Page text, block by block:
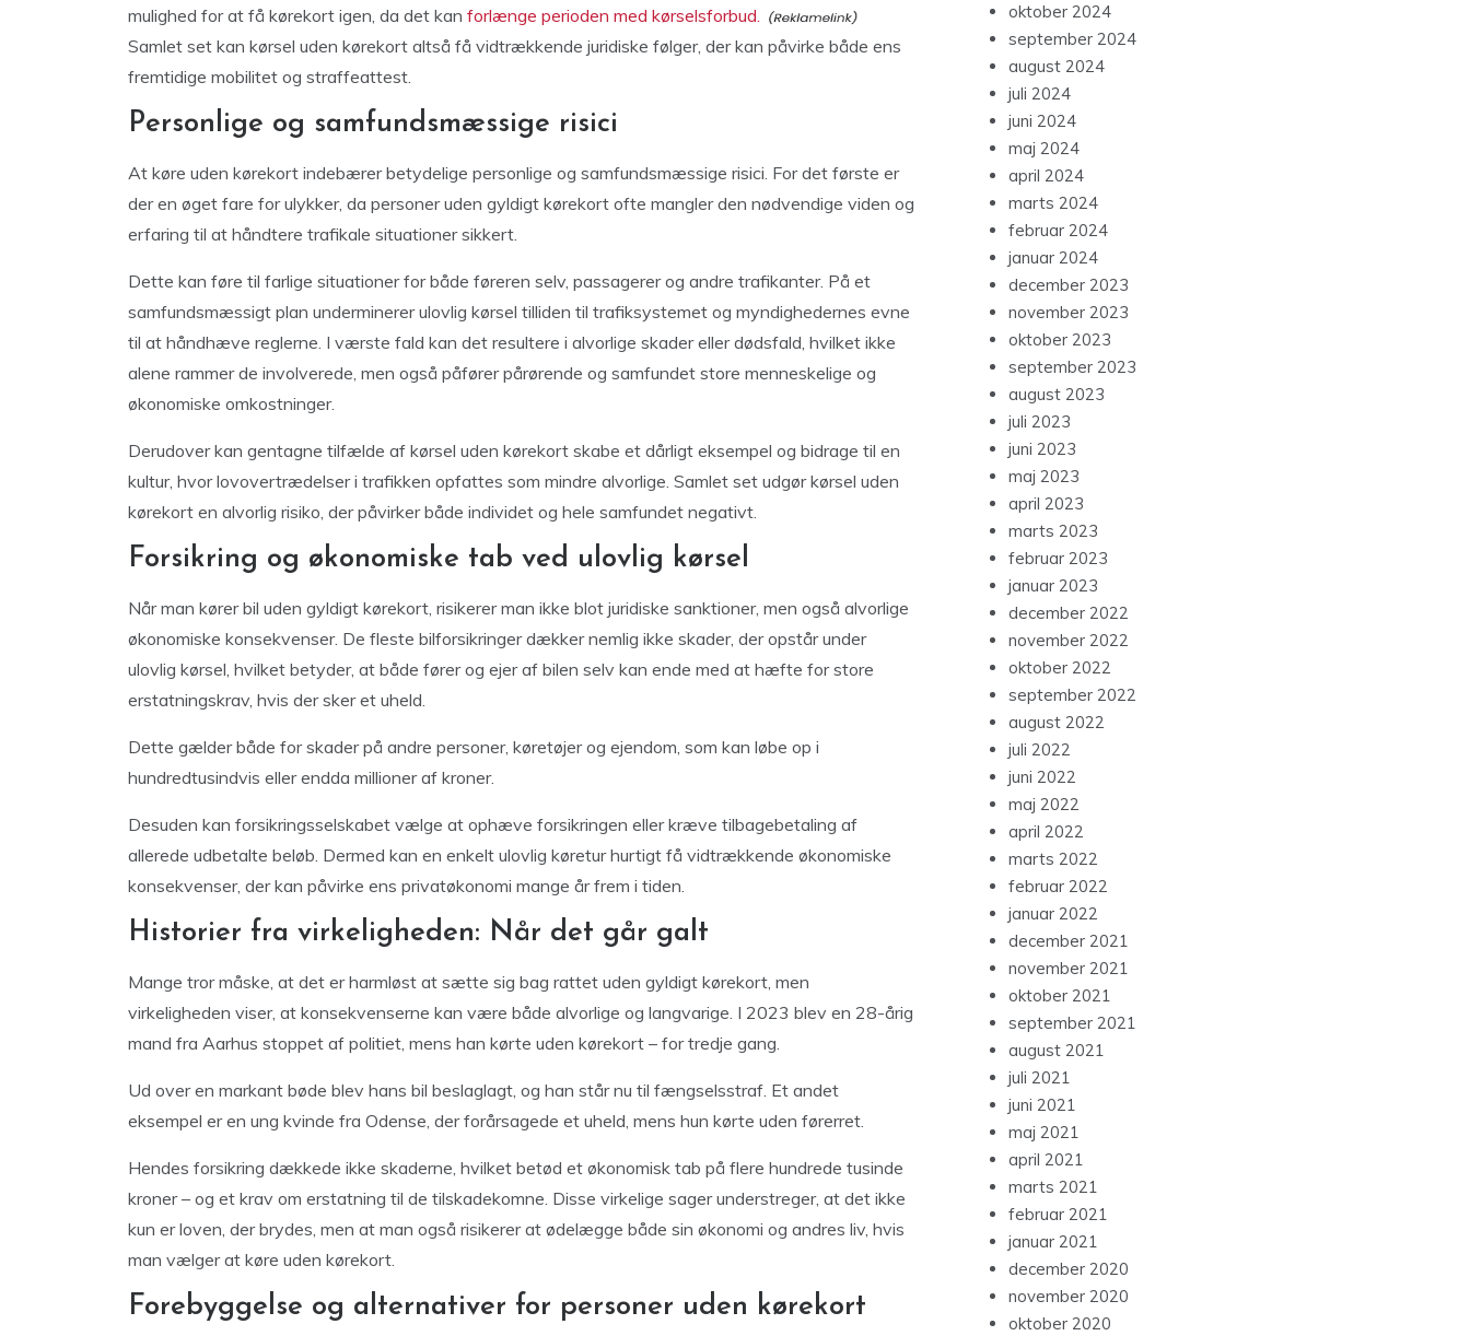
mulighed for at få kørekort igen, da det kan forlænge perioden med kørselsforbud.
Samlet set kan kørsel uden kørekort altså få vidtrækkende juridiske følger, der kan påvirke både ens
fremtidige mobilitet og straffeattest.
Personlige og samfundsmæssige risici
At køre uden kørekort indebærer betydelige personlige og samfundsmæssige risici. For det første er
der en øget fare for ulykker, da personer uden gyldigt kørekort ofte mangler den nødvendige viden og
erfaring til at håndtere trafikale situationer sikkert.
Dette kan føre til farlige situationer for både føreren selv, passagerer og andre trafikanter. På et
samfundsmæssigt plan underminerer ulovlig kørsel tilliden til trafiksystemet og myndighedernes evne
til at håndhæve reglerne. I værste fald kan det resultere i alvorlige skader eller dødsfald, hvilket ikke
alene rammer de involverede, men også påfører pårørende og samfundet store menneskelige og
økonomiske omkostninger.
Derudover kan gentagne tilfælde af kørsel uden kørekort skabe et dårligt eksempel og bidrage til en
kultur, hvor lovovertrædelser i trafikken opfattes som mindre alvorlige. Samlet set udgør kørsel uden
kørekort en alvorlig risiko, der påvirker både individet og hele samfundet negativt.
Forsikring og økonomiske tab ved ulovlig kørsel
Når man kører bil uden gyldigt kørekort, risikerer man ikke blot juridiske sanktioner, men også alvorlige
økonomiske konsekvenser. De fleste bilforsikringer dækker nemlig ikke skader, der opstår under
ulovlig kørsel, hvilket betyder, at både fører og ejer af bilen selv kan ende med at hæfte for store
erstatningskrav, hvis der sker et uheld.
Dette gælder både for skader på andre personer, køretøjer og ejendom, som kan løbe op i
hundredtusindvis eller endda millioner af kroner.
Desuden kan forsikringsselskabet vælge at ophæve forsikringen eller kræve tilbagebetaling af
allerede udbetalte beløb. Dermed kan en enkelt ulovlig køretur hurtigt få vidtrækkende økonomiske
konsekvenser, der kan påvirke ens privatøkonomi mange år frem i tiden.
Historier fra virkeligheden: Når det går galt
Mange tror måske, at det er harmløst at sætte sig bag rattet uden gyldigt kørekort, men
virkeligheden viser, at konsekvenserne kan være både alvorlige og langvarige. I 2023 blev en 28-årig
mand fra Aarhus stoppet af politiet, mens han kørte uden kørekort – for tredje gang.
Ud over en markant bøde blev hans bil beslaglagt, og han står nu til fængselsstraf. Et andet
eksempel er en ung kvinde fra Odense, der forårsagede et uheld, mens hun kørte uden førerret.
Hendes forsikring dækkede ikke skaderne, hvilket betød et økonomisk tab på flere hundrede tusinde
kroner – og et krav om erstatning til de tilskadekomne. Disse virkelige sager understreger, at det ikke
kun er loven, der brydes, men at man også risikerer at ødelægge både sin økonomi og andres liv, hvis
man vælger at køre uden kørekort.
Forebyggelse og alternativer for personer uden kørekort
oktober 2024
september 2024
august 2024
juli 2024
juni 2024
maj 2024
april 2024
marts 2024
februar 2024
januar 2024
december 2023
november 2023
oktober 2023
september 2023
august 2023
juli 2023
juni 2023
maj 2023
april 2023
marts 2023
februar 2023
januar 2023
december 2022
november 2022
oktober 2022
september 2022
august 2022
juli 2022
juni 2022
maj 2022
april 2022
marts 2022
februar 2022
januar 2022
december 2021
november 2021
oktober 2021
september 2021
august 2021
juli 2021
juni 2021
maj 2021
april 2021
marts 2021
februar 2021
januar 2021
december 2020
november 2020
oktober 2020